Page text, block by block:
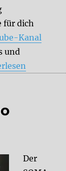
für dich
Kanal
und
Der